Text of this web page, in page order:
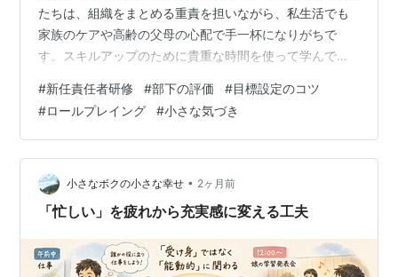
たちは、組織をまとめる重責を担いながら、私生活でも
家族のケアや高齢の父母の心配で手一杯になりがちで
す。スキルアップのために貴重な時間を使って学んで
ら左へと抜けていってしまう。そんな、座学と実践のギ
ャップに対するもどかしさを抱えながら、私は「完璧な
正論を学ぶことより、現場で使える小さな気づきを一つ
でも拾い上げることが大事なのだ」と痛感しました。 先
日、会社で新任責任者を対象にした研修が開催されまし
た。期間中に計3回、合計で6時間にも及ぶ本格的な…
#新任責任者研修 #部下の評価 #目標設定のコツ
#ロールプレイング #小さな気づき
小さなボクの小さな幸せ • 2ヶ月前
「忙しい」を疲れから充実感に変える工夫